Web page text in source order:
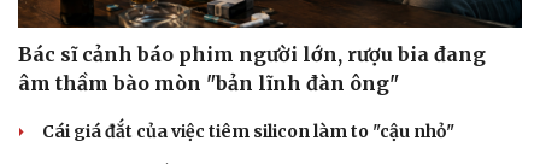
Bác sĩ cảnh báo phim người lớn, rượu bia đang
âm thầm bào mòn "bản lĩnh đàn ông"
Cái giá đắt của việc tiêm silicon làm to "cậu nhỏ"